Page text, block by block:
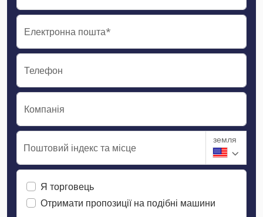
Електронна пошта*
Телефон
Компанія
Поштовий індекс та місце
земля
Я торговець
Отримати пропозиції на подібні машини